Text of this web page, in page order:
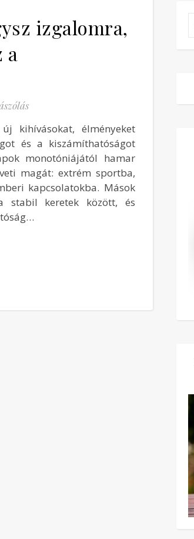
izgalomra,
a
kihívásokat, élményeket
és a kiszámíthatóságot
monotóniájától hamar
magát: extrém sportba,
kapcsolatokba. Mások
stabil keretek között, és